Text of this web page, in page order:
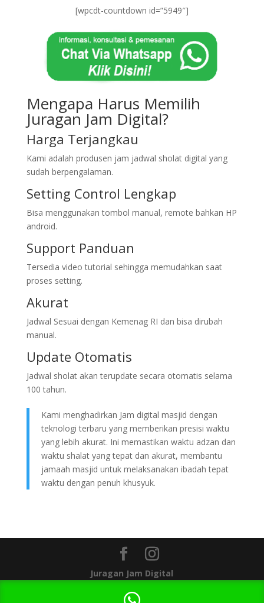
[wpcdt-countdown id=”5949″]
Mengapa Harus Memilih
Juragan Jam Digital?
Harga Terjangkau
Kami adalah produsen jam jadwal sholat digital yang
sudah berpengalaman.
Setting Control Lengkap
Bisa menggunakan tombol manual, remote bahkan HP
android.
Support Panduan
Tersedia video tutorial sehingga memudahkan saat
proses setting.
Akurat
Jadwal Sesuai dengan Kemenag RI dan bisa dirubah
manual.
Update Otomatis
Jadwal sholat akan terupdate secara otomatis selama
100 tahun.
Kami menghadirkan Jam digital masjid dengan
teknologi terbaru yang memberikan presisi waktu
yang lebih akurat. Ini memastikan waktu adzan dan
waktu shalat yang tepat dan akurat, membantu
jamaah masjid untuk melaksanakan ibadah tepat
waktu dengan penuh khusyuk.
Juragan Jam Digital